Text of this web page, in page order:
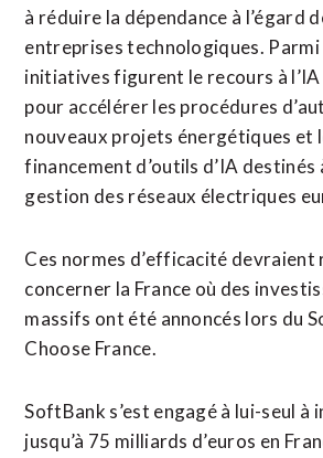
à ​réduire la dépendance à l’égard
entreprises technologiques. Parmi
initiatives figurent le recours à
pour accélérer les procédures
nouveaux projets énergétiques et
financement d’outils d’IA destinés
gestion des réseaux électriques
Ces normes d’efficacité devraient
concerner la France où des
massifs ont été annoncés lors du
Choose France.
SoftBank s’est engagé à lui-seul à
jusqu’à 75 milliards d’euros ⁠en